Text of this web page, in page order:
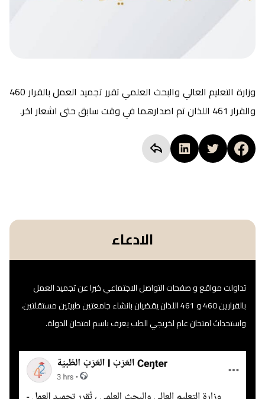
وزارة التعليم العالي والبحث العلمي تقرر تجميد العمل بالقرار 460
والقرار 461 اللذان تم اصدارهما في وقت سابق حتى اشعار اخر.
الادعاء
تداولت مواقع و صفحات التواصل الاجتماعي خبرا عن تجميد العمل
بالقرارين 460 و 461 اللذان يقضيان بانشاء جامعتين طبيتين مستقلتين،
واستحداث امتحان عام لخريجي الطب يعرف باسم امتحان الدولة.